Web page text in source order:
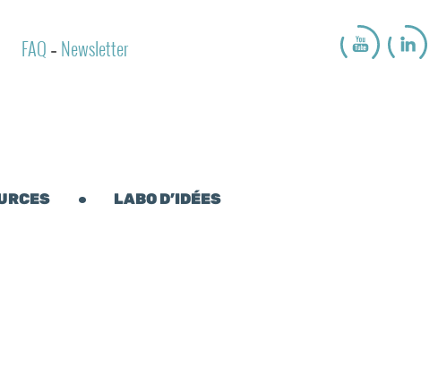
FAQ - Newsletter
LABO D’IDÉES